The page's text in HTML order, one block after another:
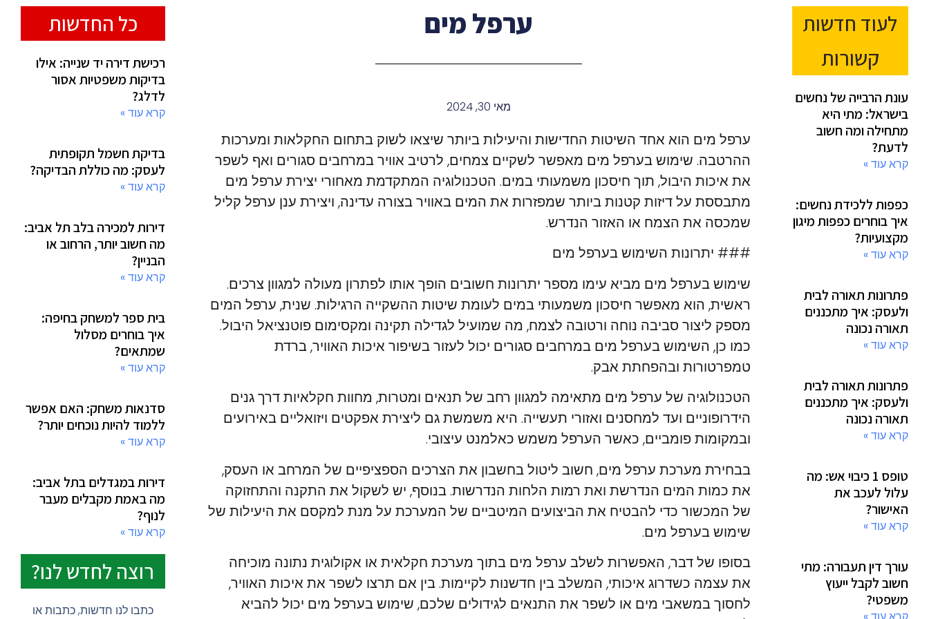
לעוד חדשות
קשורות
עונת הרבייה של נחשים
בישראל: מתי היא
מתחילה ומה חשוב
לדעת?
קרא עוד »
כפפות ללכידת נחשים:
איך בוחרים כפפות מיגון
מקצועיות?
קרא עוד »
פתרונות תאורה לבית
ולעסק: איך מתכננים
תאורה נכונה
קרא עוד »
פתרונות תאורה לבית
ולעסק: איך מתכננים
תאורה נכונה
קרא עוד »
טופס 1 כיבוי אש: מה
עלול לעכב את
האישור?
קרא עוד »
עורך דין תעבורה: מתי
חשוב לקבל ייעוץ
משפטי?
ערפל מים
מאי 30, 2024
ערפל מים הוא אחד השיטות החדישות והיעילות ביותר שיצאו לשוק בתחום החקלאות ומערכות
ההרטבה. שימוש בערפל מים מאפשר לשקיים צמחים, לרטיב אוויר במרחבים סגורים ואף לשפר
את איכות היבול, תוך חיסכון משמעותי במים. הטכנולוגיה המתקדמת מאחורי יצירת ערפל מים
מתבססת על דיזות קטנות ביותר שמפזרות את המים באוויר בצורה עדינה, ויצירת ענן ערפל קליל
שמכסה את הצמח או האזור הנדרש.
### יתרונות השימוש בערפל מים
שימוש בערפל מים מביא עימו מספר יתרונות חשובים הופך אותו לפתרון מעולה למגוון צרכים.
ראשית, הוא מאפשר חיסכון משמעותי במים לעומת שיטות ההשקייה הרגילות. שנית, ערפל המים
מספק ליצור סביבה נוחה ורטובה לצמח, מה שמועיל לגדילה תקינה ומקסימום פוטנציאל היבול.
כמו כן, השימוש בערפל מים במרחבים סגורים יכול לעזור בשיפור איכות האוויר, ברדת
טמפרטורות ובהפחתת אבק.
הטכנולוגיה של ערפל מים מתאימה למגוון רחב של תנאים ומטרות, מחוות חקלאיות דרך גנים
הידרופוניים ועד למחסנים ואזורי תעשייה. היא משמשת גם ליצירת אפקטים ויזואליים באירועים
ובמקומות פומביים, כאשר הערפל משמש כאלמנט עיצובי.
בבחירת מערכת ערפל מים, חשוב ליטול בחשבון את הצרכים הספציפיים של המרחב או העסק,
את כמות המים הנדרשת ואת רמות הלחות הנדרשות. בנוסף, יש לשקול את התקנה והתחזוקה
של המכשור כדי להבטיח את הביצועים המיטביים של המערכת על מנת למקסם את היעילות של
שימוש בערפל מים.
בסופו של דבר, האפשרות לשלב ערפל מים בתוך מערכת חקלאית או אקולוגית נתונה מוכיחה
את עצמה כשדרוג איכותי, המשלב בין חדשנות לקיימות. בין אם תרצו לשפר את איכות האוויר,
לחסוך במשאבי מים או לשפר את התנאים לגידולים שלכם, שימוש בערפל מים יכול להביא
כל החדשות
רכישת דירה יד שנייה: אילו
בדיקות משפטיות אסור
לדלג?
קרא עוד »
בדיקת חשמל תקופתית
לעסק: מה כוללת הבדיקה?
קרא עוד »
דירות למכירה בלב תל אביב:
מה חשוב יותר, הרחוב או
הבניין?
קרא עוד »
בית ספר למשחק בחיפה:
איך בוחרים מסלול
שמתאים?
קרא עוד »
סדנאות משחק: האם אפשר
ללמוד להיות נוכחים יותר?
קרא עוד »
דירות במגדלים בתל אביב:
מה באמת מקבלים מעבר
לנוף?
קרא עוד »
רוצה לחדש לנו?
כתבו לנו חדשות, כתבות או